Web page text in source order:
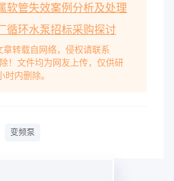
,对300MW等级湿冷机组循环
循环水泵配置考虑以下三种方
定速循环水泵(一机三泵) ;2)
循环水泵(一机两双速泵) ;3)
调速循环水泵(一机两变频1工
循环方锅炉厂的超临界参数
软管失效案例分析及处理
循环水泵招标采购探讨
转载自网络，侵权请联系
！文件均为网友上传，仅供研
内删除。
变频泵